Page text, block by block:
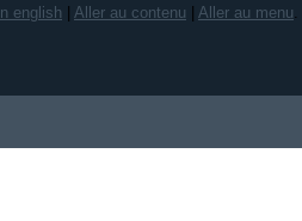
In english Aller au contenu Aller au menu.